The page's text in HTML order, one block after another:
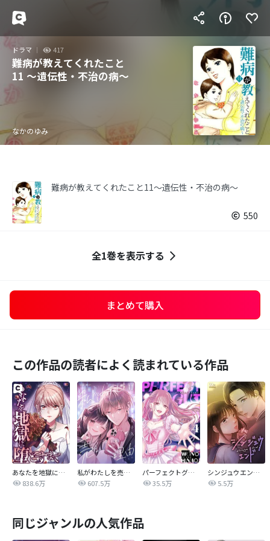
ドラマ 417
難病が教えてくれたこと
11 ～遺伝性・不治の病～
なかのゆみ
難病が教えてくれたこと11～遺伝性・不治の病～
550
全1巻を表示する
まとめて購入
この作品の読者によく読まれている作品
あなたを地獄に堕とすまで
838.6万
私がわたしを売る理由
607.5万
パーフェクトグリッター
35.5万
シンジュウエンド【タテヨミ】
5.5万
同じジャンルの人気作品